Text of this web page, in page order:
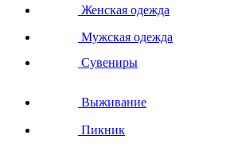
Женская одежда
Мужская одежда
Сувениры
Выживание
Пикник